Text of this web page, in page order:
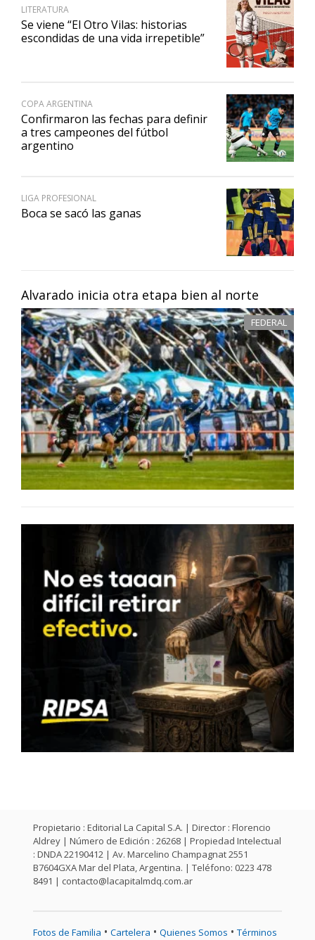
Alvarado inicia otra etapa bien al norte
FEDERAL
LITERATURA
Se viene “El Otro Vilas: historias
escondidas de una vida irrepetible”
COPA ARGENTINA
Confirmaron las fechas para definir
a tres campeones del fútbol
argentino
LIGA PROFESIONAL
Boca se sacó las ganas
Propietario : Editorial La Capital S.A. | Director : Florencio
Aldrey | Número de Edición : 26268 | Propiedad Intelectual
: DNDA 22190412 | Av. Marcelino Champagnat 2551
B7604GXA Mar del Plata, Argentina. | Teléfono: 0223 478
8491 | contacto@lacapitalmdq.com.ar
Fotos de Familia • Cartelera • Quienes Somos • Términos